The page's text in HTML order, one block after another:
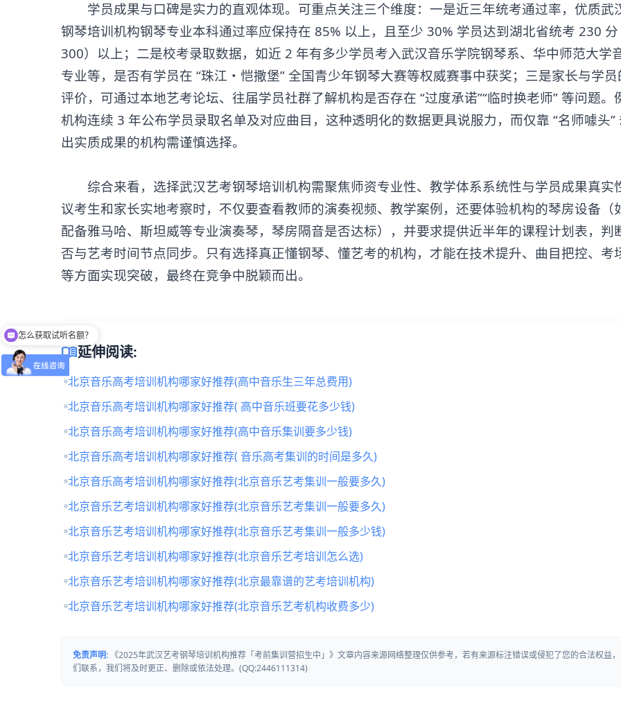
学员成果与口碑是实力的直观体现。可重点关注三个维度：一是近三年统考通过率，优质武
钢琴培训机构钢琴专业本科通过率应保持在 85% 以上，且至少 30% 学员达到湖北省统考 230
300）以上；二是校考录取数据，如近 2 年有多少学员考入武汉音乐学院钢琴系、华中师范大学
专业等，是否有学员在 “珠江・恺撒堡” 全国青少年钢琴大赛等权威赛事中获奖；三是家长与学
评价，可通过本地艺考论坛、往届学员社群了解机构是否存在 “过度承诺”“临时换老师” 等问题。
机构连续 3 年公布学员录取名单及对应曲目，这种透明化的数据更具说服力，而仅靠 “名师噱头”
出实质成果的机构需谨慎选择。
综合来看，选择武汉艺考钢琴培训机构需聚焦师资专业性、教学体系系统性与学员成果真实
议考生和家长实地考察时，不仅要查看教师的演奏视频、教学案例，还要体验机构的琴房设备（
配备雅马哈、斯坦威等专业演奏琴，琴房隔音是否达标），并要求提供近半年的课程计划表，判
否与艺考时间节点同步。只有选择真正懂钢琴、懂艺考的机构，才能在技术提升、曲目把控、考
等方面实现突破，最终在竞争中脱颖而出。
menu_book延伸阅读:
北京音乐高考培训机构哪家好推荐(高中音乐生三年总费用)
北京音乐高考培训机构哪家好推荐( 高中音乐班要花多少钱)
北京音乐高考培训机构哪家好推荐(高中音乐集训要多少钱)
北京音乐高考培训机构哪家好推荐( 音乐高考集训的时间是多久)
北京音乐高考培训机构哪家好推荐(北京音乐艺考集训一般要多久)
北京音乐艺考培训机构哪家好推荐(北京音乐艺考集训一般要多久)
北京音乐艺考培训机构哪家好推荐(北京音乐艺考集训一般多少钱)
北京音乐艺考培训机构哪家好推荐(北京音乐艺考培训怎么选)
北京音乐艺考培训机构哪家好推荐(北京最靠谱的艺考培训机构)
北京音乐艺考培训机构哪家好推荐(北京音乐艺考机构收费多少)
免责声明: 《2025年武汉艺考钢琴培训机构推荐「考前集训营招生中」》文章内容来源网络整理仅供参考，若有来源标注错误或侵犯了您的合法权益
们联系，我们将及时更正、删除或依法处理。(QQ:2446111314)
留下【姓名】 【微信】即获取免费试听名额